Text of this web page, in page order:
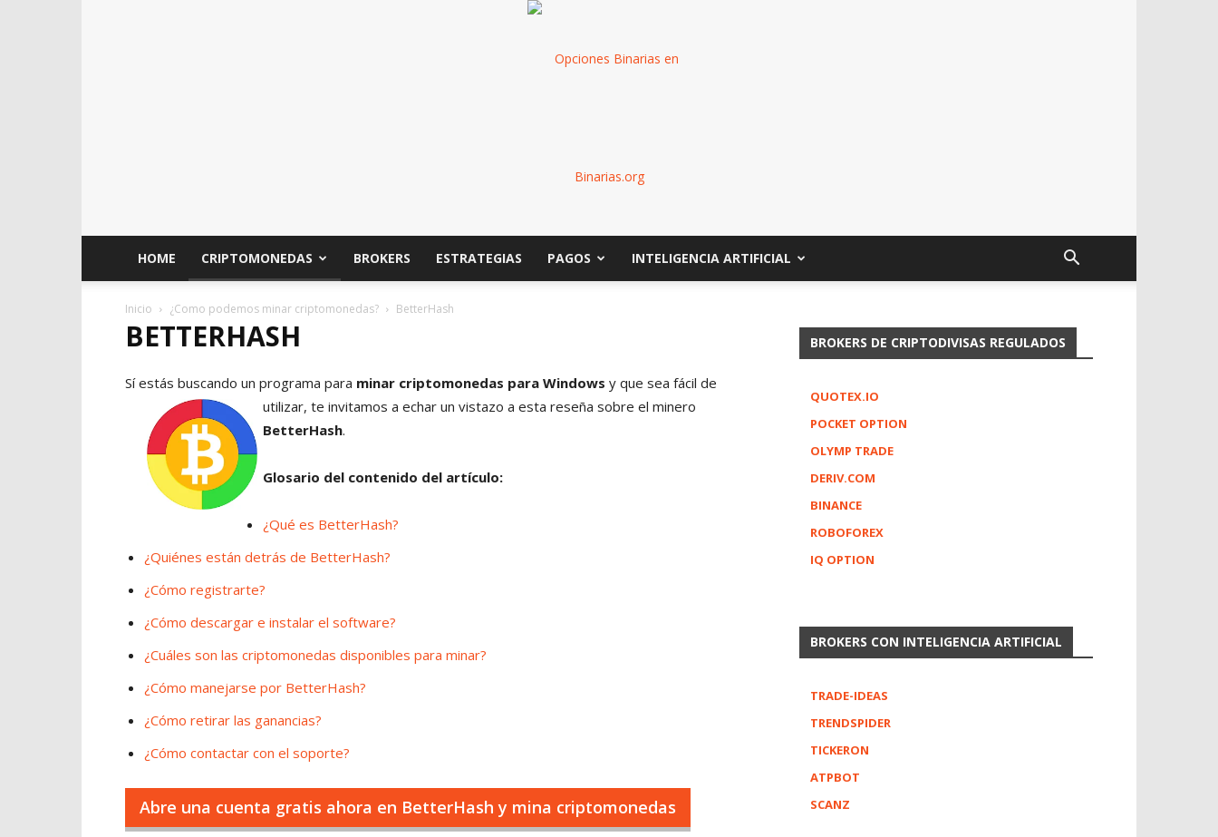
HOME CRIPTOMONEDAS BROKERS ESTRATEGIAS PAGOS INTELIGENCIA ARTIFICIAL
Inicio ¿Como podemos minar criptomonedas? BetterHash
BETTERHASH
Sí estás buscando un programa para minar criptomonedas para Windows y que sea fácil de
utilizar, te invitamos a echar un vistazo a esta reseña sobre el minero
BetterHash.
Glosario del contenido del artículo:
¿Qué es BetterHash?
¿Quiénes están detrás de BetterHash?
¿Cómo registrarte?
¿Cómo descargar e instalar el software?
¿Cuáles son las criptomonedas disponibles para minar?
¿Cómo manejarse por BetterHash?
¿Cómo retirar las ganancias?
¿Cómo contactar con el soporte?
Abre una cuenta gratis ahora en BetterHash y mina criptomonedas
BROKERS DE CRIPTODIVISAS REGULADOS
QUOTEX.IO
POCKET OPTION
OLYMP TRADE
DERIV.COM
BINANCE
ROBOFOREX
IQ OPTION
BROKERS CON INTELIGENCIA ARTIFICIAL
TRADE-IDEAS
TRENDSPIDER
TICKERON
ATPBOT
SCANZ